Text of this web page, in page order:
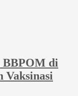
BBPOM di
Vaksinasi